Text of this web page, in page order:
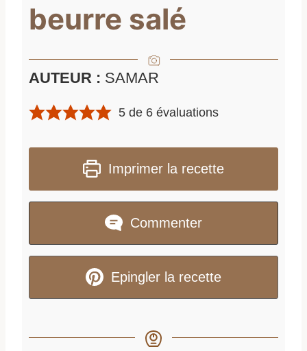
beurre salé
AUTEUR : SAMAR
5 de 6 évaluations
Imprimer la recette
Commenter
Epingler la recette